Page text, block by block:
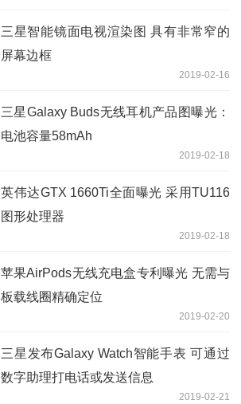
三星智能镜面电视渲染图 具有非常窄的
屏幕边框
2019-02-16
三星Galaxy Buds无线耳机产品图曝光：
电池容量58mAh
2019-02-18
英伟达GTX 1660Ti全面曝光 采用TU116
图形处理器
2019-02-18
苹果AirPods无线充电盒专利曝光 无需与
板载线圈精确定位
2019-02-20
三星发布Galaxy Watch智能手表 可通过
数字助理打电话或发送信息
2019-02-21